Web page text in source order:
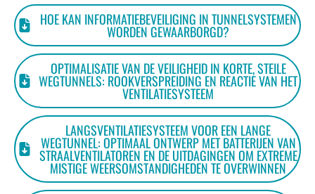
HOE KAN INFORMATIEBEVEILIGING IN TUNNELSYSTEMEN
WORDEN GEWAARBORGD?
OPTIMALISATIE VAN DE VEILIGHEID IN KORTE, STEILE
WEGTUNNELS: ROOKVERSPREIDING EN REACTIE VAN HET
VENTILATIESYSTEEM
LANGSVENTILATIESYSTEEM VOOR EEN LANGE
WEGTUNNEL: OPTIMAAL ONTWERP MET BATTERIJEN VAN
STRAALVENTILATOREN EN DE UITDAGINGEN OM EXTREME
MISTIGE WEERSOMSTANDIGHEDEN TE OVERWINNEN